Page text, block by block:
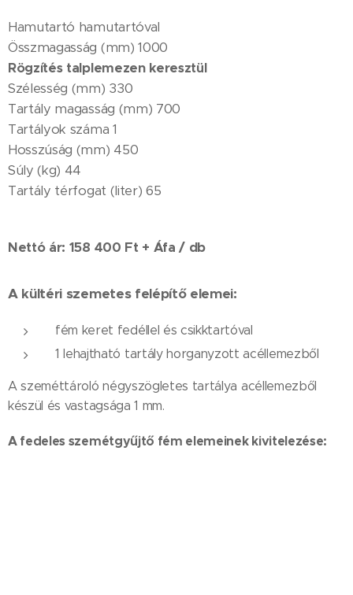
Hamutartó hamutartóval
Összmagasság (mm) 1000
Rögzítés talplemezen keresztül
Szélesség (mm) 330
Tartály magasság (mm) 700
Tartályok száma 1
Hosszúság (mm) 450
Súly (kg) 44
Tartály térfogat (liter) 65
Nettó ár: 158 400 Ft + Áfa / db
A kültéri szemetes felépítő elemei:
fém keret fedéllel és csikktartóval
1 lehajtható tartály horganyzott acéllemezből
A szeméttároló négyszögletes tartálya acéllemezből
készül és vastagsága 1 mm.
A fedeles szemétgyűjtő fém elemeinek kivitelezése: